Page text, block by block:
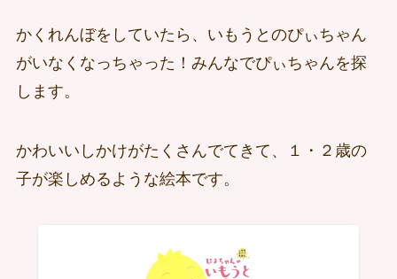
かくれんぼをしていたら、いもうとのぴぃちゃん
がいなくなっちゃった！みんなでぴぃちゃんを探
します。
かわいいしかけがたくさんでてきて、１・２歳の
子が楽しめるような絵本です。